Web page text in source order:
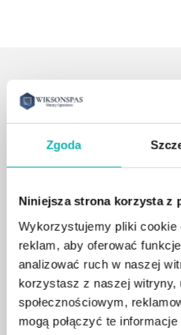
Zgoda
Niniejsza strona korzysta z
Wykorzystujemy pliki
reklam, aby oferować
analizować ruch w naszej
korzystasz z naszej witryny,
społecznościowym,
mogą połączyć te
BLOG
Ekskluzywna wanna
Model od renomowanego
jest idealna dla rodzin i grup
myślą o komforcie każdego
Czytaj więcej